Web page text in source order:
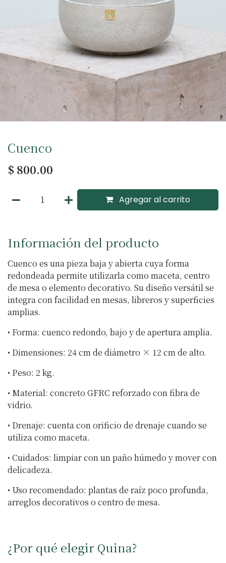
Cuenco
$ 800.00
Agregar al carrito
Información del producto
Cuenco es una pieza baja y abierta cuya forma
redondeada permite utilizarla como maceta, centro
de mesa o elemento decorativo. Su diseño versátil se
integra con facilidad en mesas, libreros y superficies
amplias.
• Forma: cuenco redondo, bajo y de apertura amplia.
• Dimensiones: 24 cm de diámetro × 12 cm de alto.
• Peso: 2 kg.
• Material: concreto GFRC reforzado con fibra de
vidrio.
• Drenaje: cuenta con orificio de drenaje cuando se
utiliza como maceta.
• Cuidados: limpiar con un paño húmedo y mover con
delicadeza.
• Uso recomendado: plantas de raíz poco profunda,
arreglos decorativos o centro de mesa.
¿Por qué elegir Quina?